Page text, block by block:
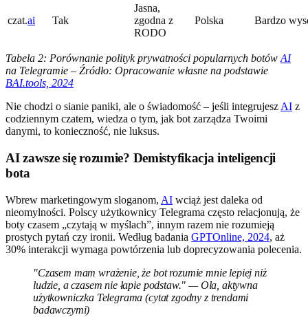
czat.ai Tak
Jasna,
zgodna z
RODO
Polska Bardzo
Tabela 2: Porównanie polityk prywatności popularnych botów AI
na Telegramie – Źródło: Opracowanie własne na podstawie
BAI.tools, 2024
Nie chodzi o sianie paniki, ale o świadomość – jeśli integrujesz AI z
codziennym czatem, wiedza o tym, jak bot zarządza Twoimi
danymi, to konieczność, nie luksus.
AI zawsze się rozumie? Demistyfikacja inteligencji
bota
Wbrew marketingowym sloganom, AI wciąż jest daleka od
nieomylności. Polscy użytkownicy Telegrama często relacjonują, że
boty czasem „czytają w myślach”, innym razem nie rozumieją
prostych pytań czy ironii. Według badania GPTOnline, 2024, aż
30% interakcji wymaga powtórzenia lub doprecyzowania polecenia.
"Czasem mam wrażenie, że bot rozumie mnie lepiej niż
ludzie, a czasem nie łapie podstaw." — Ola, aktywna
użytkowniczka Telegrama (cytat zgodny z trendami
badawczymi)